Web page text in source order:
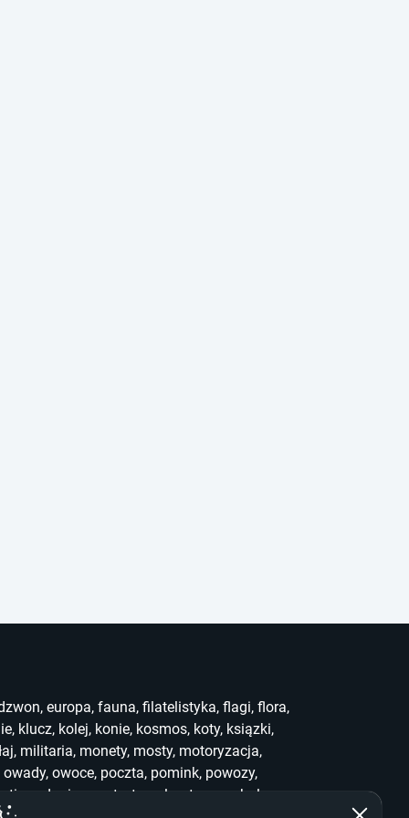
, europa, fauna, filatelistyka, flagi, flora,
, klucz, kolej, konie, kosmos, koty, ksiązki,
, militaria, monety, mosty, motoryzacja,
owady, owoce, poczta, pomink, powozy,
słonie sport stemple stra symbole